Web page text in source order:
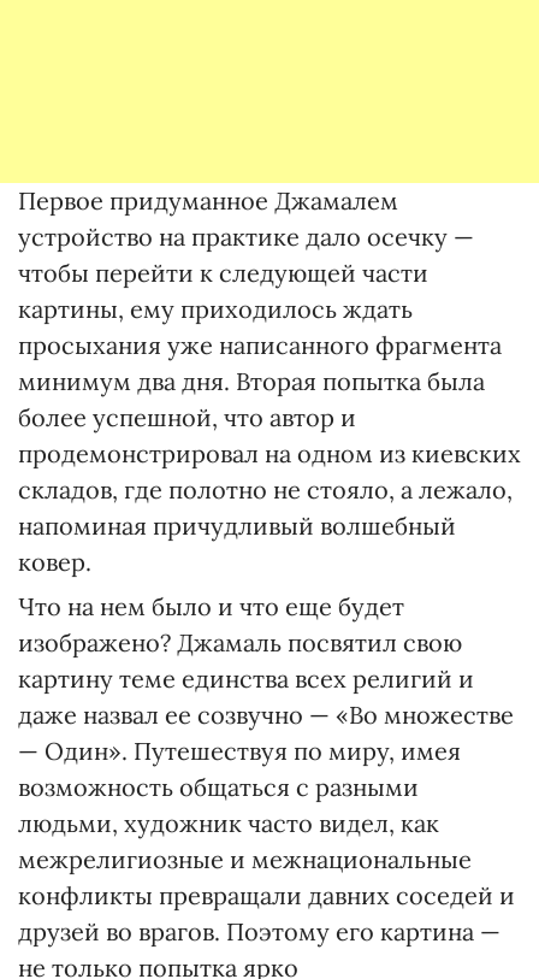
Первое придуманное Джамалем
устройство на практике дало осечку —
чтобы перейти к следующей части
картины, ему приходилось ждать
просыхания уже написанного фрагмента
минимум два дня. Вторая попытка была
более успешной, что автор и
продемонстрировал на одном из киевских
складов, где полотно не стояло, а лежало,
напоминая причудливый волшебный
ковер.
Что на нем было и что еще будет
изображено? Джамаль посвятил свою
картину теме единства всех религий и
даже назвал ее созвучно — «Во множестве
— Один». Путешествуя по миру, имея
возможность общаться с разными
людьми, художник часто видел, как
межрелигиозные и межнациональные
конфликты превращали давних соседей и
друзей во врагов. Поэтому его картина —
не только попытка ярко